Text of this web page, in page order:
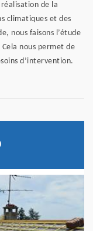
de la
climatiques et des
nous faisons l’étude
nous permet de
d’intervention.